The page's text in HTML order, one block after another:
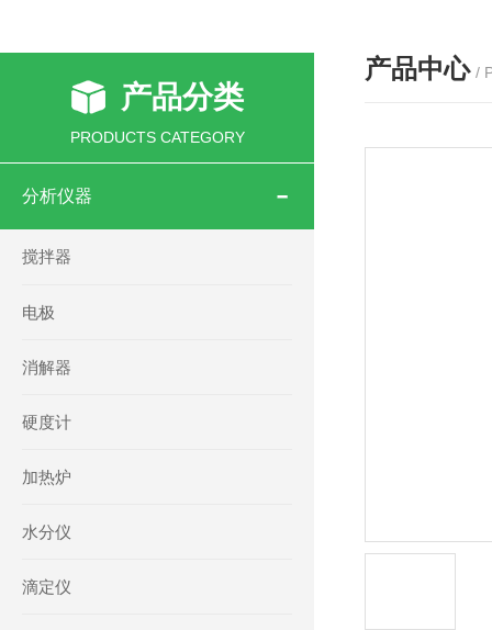
产品分类
PRODUCTS CATEGORY
分析仪器
搅拌器
电极
消解器
硬度计
加热炉
水分仪
滴定仪
产品中心 /